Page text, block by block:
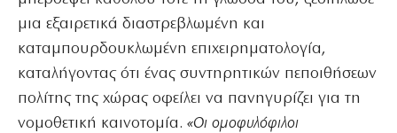
μια εξαιρετικά διαστρεβλωμένη και
καταμπουρδουκλωμένη επιχειρηματολογία,
καταλήγοντας ότι ένας συντηρητικών πεποιθήσεων
πολίτης της χώρας οφείλει να πανηγυρίζει για τη
νομοθετική καινοτομία. «Οι ομοφυλόφιλοι